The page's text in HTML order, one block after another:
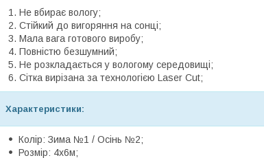
Не вбирає вологу;
Стійкий до вигоряння на сонці;
Мала вага готового виробу;
Повністю безшумний;
Не розкладається у вологому середовищі;
Сітка вирізана за технологією Laser Cut;
Характеристики:
Колір: Зима №1 / Осінь №2;
Розмір: 4х6м;